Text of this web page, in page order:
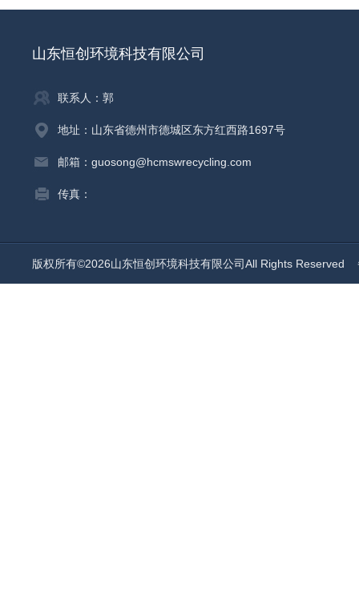
山东恒创环境科技有限公司
联系人：郭
地址：山东省德州市德城区东方红西路1697号
邮箱：guosong@hcmswrecycling.com
传真：
版权所有©2026山东恒创环境科技有限公司All Rights Reserved